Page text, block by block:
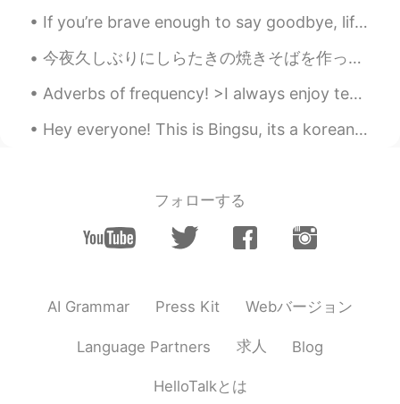
EN CN KRTH
@远山haha, yeah.... So many amazing
颐和园？……😄，原来是你的夏宫👍
黎晓川 ᵕ̈ Riçhard 2021.08.07 02:30
would spend every summer here!
鹧鸪 2021.08.07 02:29
If you’re brave enough to say goodbye, life will reward you with a new hello. #Goodbye2020 #Hel...
今夜久しぶりにしらたきの焼きそばを作った Tonight I had Shirataki yakisoba for the first time in a long while ビーフもいっ...
Adverbs of frequency! >I always enjoy teaching English! >I usually drink coffee in the morning, a...
Hey everyone! This is Bingsu, its a korean dessert. Maybe it isnt traditional with chocolate and...
フォローする
AI Grammar Press Kit Webバージョン
Language Partners 求人 Blog
HelloTalkとは